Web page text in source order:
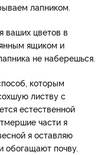
лапником.
ваших цветов в
ящиком и
не наберешься.
которым
листву с
естественной
части я
я оставляю
обогащают почву.